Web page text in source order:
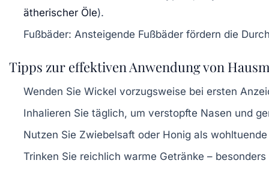
ätherischer Öle).
Fußbäder: Ansteigende Fußbäder fördern die
Tipps zur effektiven Anwendung von
Wenden Sie Wickel vorzugsweise bei ersten
Inhalieren Sie täglich, um verstopfte Nasen und
Nutzen Sie Zwiebelsaft oder Honig als
Trinken Sie reichlich warme Getränke –